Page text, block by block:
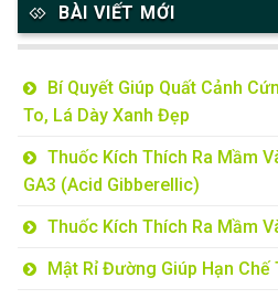
BÀI VIẾT MỚI
Bí Quyết Giúp Quất Cảnh
To, Lá Dày Xanh Đẹp
Thuốc Kích Thích Ra Mầm
GA3 (Acid Gibberellic)
Thuốc Kích Thích Ra Mầm
Mật Rỉ Đường Giúp Hạn